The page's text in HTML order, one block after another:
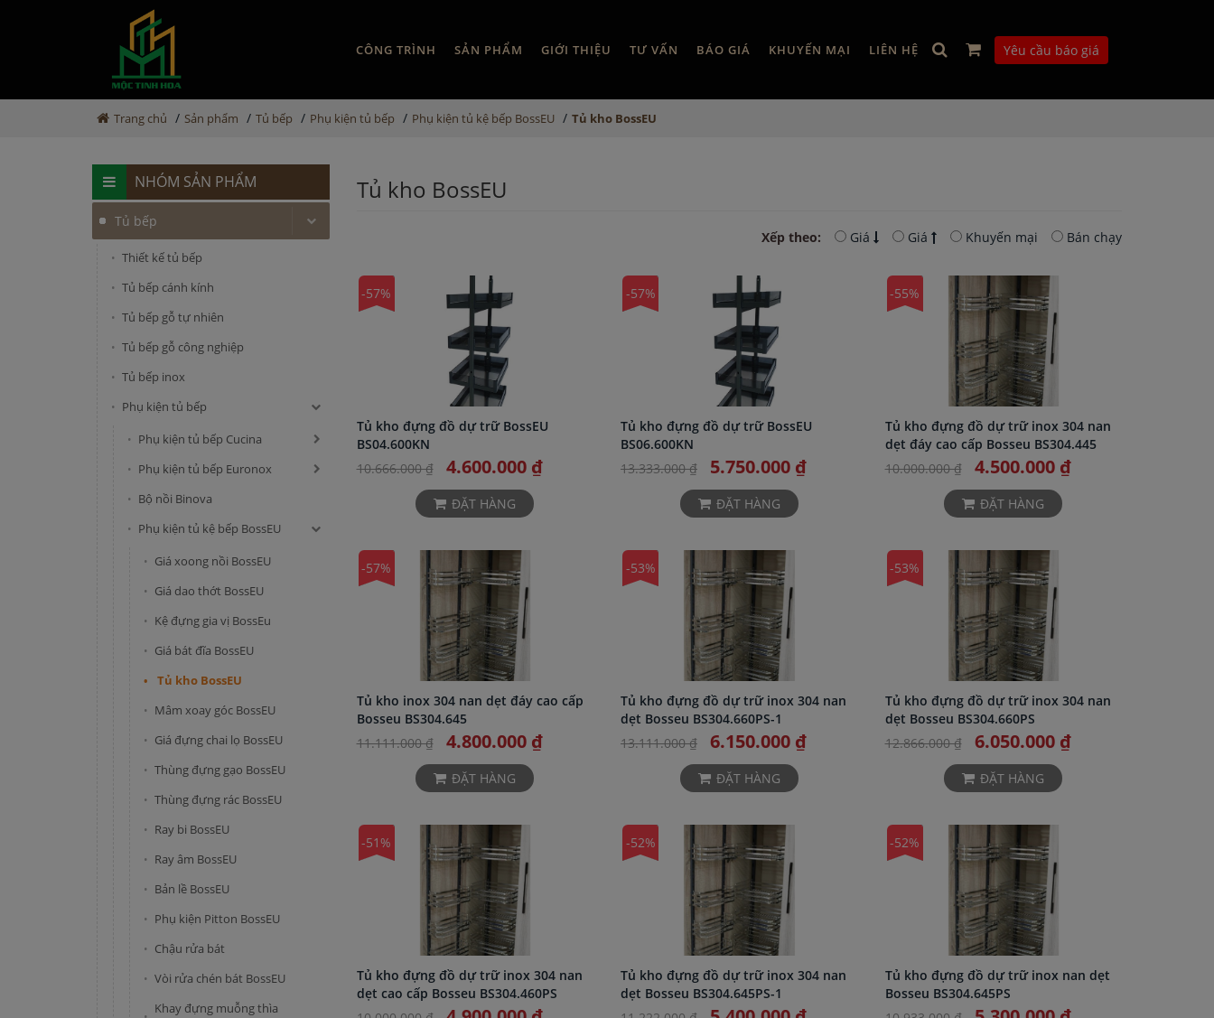
CÔNG TRÌNH SẢN PHẨM GIỚI THIỆU TƯ VẤN BÁO GIÁ KHUYẾN MẠI LIÊN HỆ Yêu cầu báo giá
Trang chủ / Sản phẩm / Tủ bếp / Phụ kiện tủ bếp / Phụ kiện tủ kệ bếp BossEU / Tủ kho BossEU
NHÓM SẢN PHẨM
Tủ bếp
Thiết kế tủ bếp
Tủ bếp cánh kính
Tủ bếp gỗ tự nhiên
Tủ bếp gỗ công nghiệp
Tủ bếp inox
Phụ kiện tủ bếp
Phụ kiện tủ bếp Cucina
Phụ kiện tủ bếp Euronox
Bộ nồi Binova
Phụ kiện tủ kệ bếp BossEU
Giá xoong nồi BossEU
Giá dao thớt BossEU
Kệ đựng gia vị BossEu
Giá bát đĩa BossEU
Tủ kho BossEU
Mâm xoay góc BossEU
Giá đựng chai lọ BossEU
Thùng đựng gạo BossEU
Thùng đựng rác BossEU
Ray bi BossEU
Ray âm BossEU
Bản lề BossEU
Phụ kiện Pitton BossEU
Chậu rửa bát
Vòi rửa chén bát BossEU
Khay đựng muỗng thìa
Tủ kho BossEU
Xếp theo: Giá Giá Khuyến mại Bán chạy
-57%
Tủ kho đựng đồ dự trữ BossEU
BS04.600KN
10.666.000 ₫
4.600.000 ₫
ĐẶT HÀNG
-57%
Tủ kho đựng đồ dự trữ BossEU
BS06.600KN
13.333.000 ₫
5.750.000 ₫
ĐẶT HÀNG
-55%
Tủ kho đựng đồ dự trữ inox 304 nan
dẹt đáy cao cấp Bosseu BS304.445
10.000.000 ₫
4.500.000 ₫
ĐẶT HÀNG
-57%
Tủ kho inox 304 nan dẹt đáy cao cấp
Bosseu BS304.645
11.111.000 ₫
4.800.000 ₫
ĐẶT HÀNG
-53%
Tủ kho đựng đồ dự trữ inox 304 nan
dẹt Bosseu BS304.660PS-1
13.111.000 ₫
6.150.000 ₫
ĐẶT HÀNG
-53%
Tủ kho đựng đồ dự trữ inox 304 nan
dẹt Bosseu BS304.660PS
12.866.000 ₫
6.050.000 ₫
ĐẶT HÀNG
-51%
Tủ kho đựng đồ dự trữ inox 304 nan
dẹt cao cấp Bosseu BS304.460PS
-52%
Tủ kho đựng đồ dự trữ inox 304 nan
dẹt Bosseu BS304.645PS-1
-52%
Tủ kho đựng đồ dự trữ inox nan dẹt
Bosseu BS304.645PS